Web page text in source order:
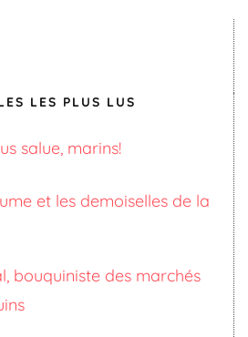
LES PLUS LUS
salue, marins!
et les demoiselles de la
bouquiniste des marchés